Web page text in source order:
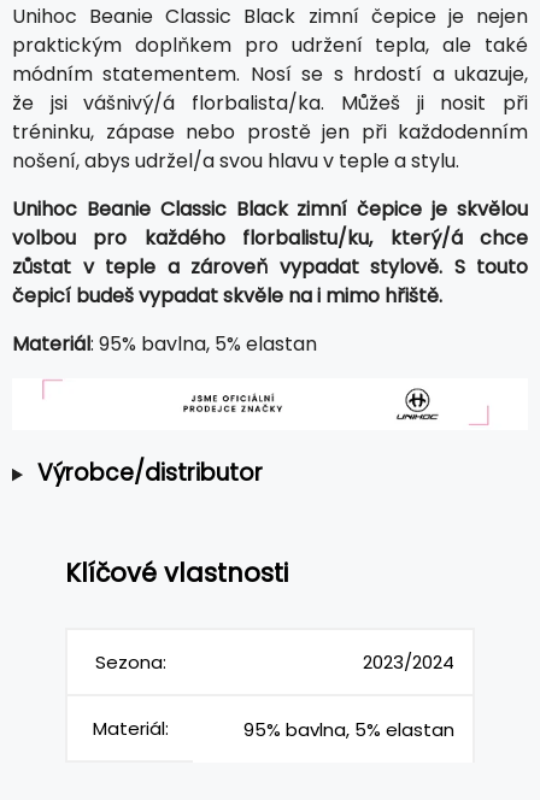
Unihoc Beanie Classic Black zimní čepice je nejen
praktickým doplňkem pro udržení tepla, ale také
módním statementem. Nosí se s hrdostí a ukazuje,
že jsi vášnivý/á florbalista/ka. Můžeš ji nosit při
tréninku, zápase nebo prostě jen při každodenním
nošení, abys udržel/a svou hlavu v teple a stylu.
Unihoc Beanie Classic Black zimní čepice je skvělou
volbou pro každého florbalistu/ku, který/á chce
zůstat v teple a zároveň vypadat stylově. S touto
čepicí budeš vypadat skvěle na i mimo hřiště.
Materiál: 95% bavlna, 5% elastan
Výrobce/distributor
Klíčové vlastnosti
Sezona: 2023/2024
Materiál: 95% bavlna, 5% elastan